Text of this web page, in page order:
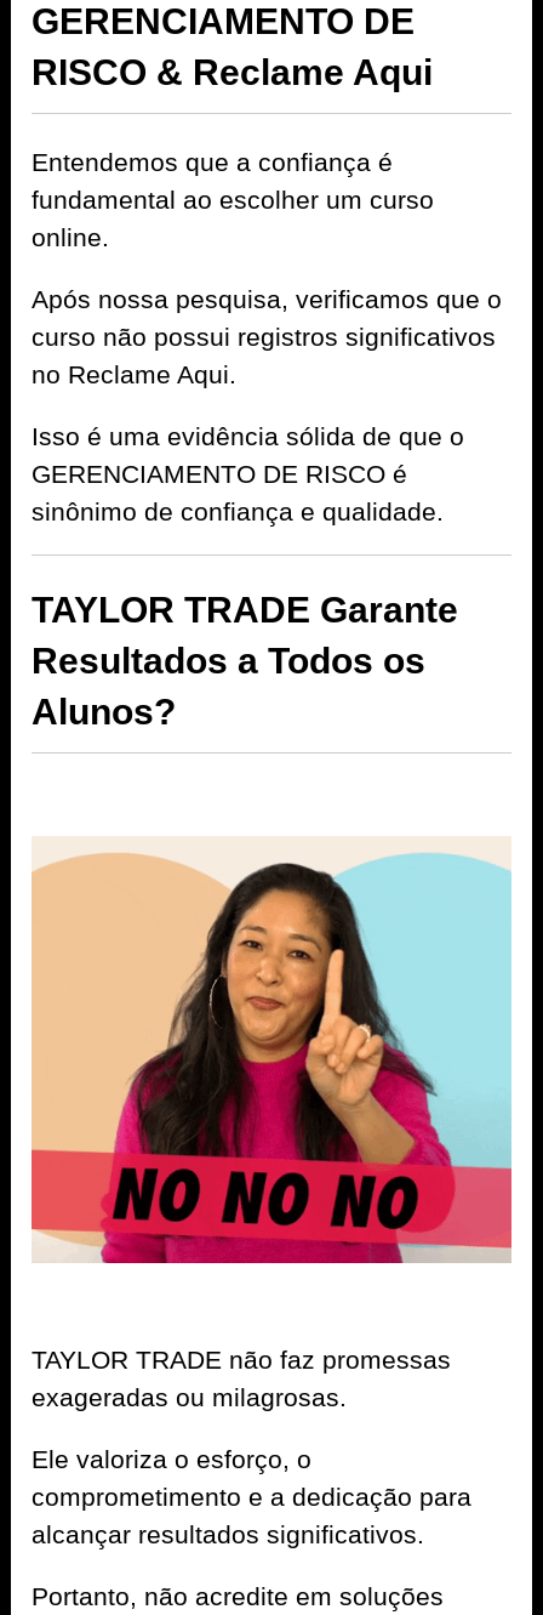
GERENCIAMENTO DE
RISCO & Reclame Aqui
Entendemos que a confiança é
fundamental ao escolher um curso
online.
Após nossa pesquisa, verificamos que o
curso não possui registros significativos
no Reclame Aqui.
Isso é uma evidência sólida de que o
GERENCIAMENTO DE RISCO é
sinônimo de confiança e qualidade.
TAYLOR TRADE Garante
Resultados a Todos os
Alunos?
TAYLOR TRADE não faz promessas
exageradas ou milagrosas.
Ele valoriza o esforço, o
comprometimento e a dedicação para
alcançar resultados significativos.
Portanto, não acredite em soluções